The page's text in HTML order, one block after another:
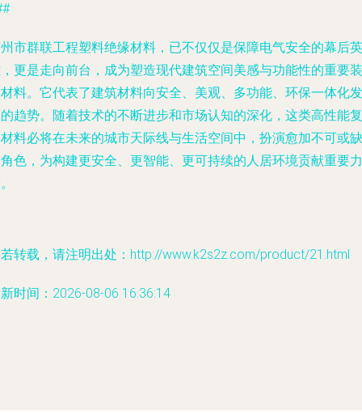
市群联工程塑料绝缘材料，已不仅仅是保障电气安全的幕后英
更是走向前台，成为塑造现代建筑空间美感与功能性的重要装
料。它代表了建筑材料向安全、美观、多功能、环保一体化发
趋势。随着技术的不断进步和市场认知的深化，这类高性能复
料必将在未来的城市天际线与生活空间中，扮演愈加不可或缺
色，为构建更安全、更智能、更可持续的人居环境贡献重要力
转载，请注明出处：http://www.k2s2z.com/product/21.html
时间：2026-08-06 16:36:14